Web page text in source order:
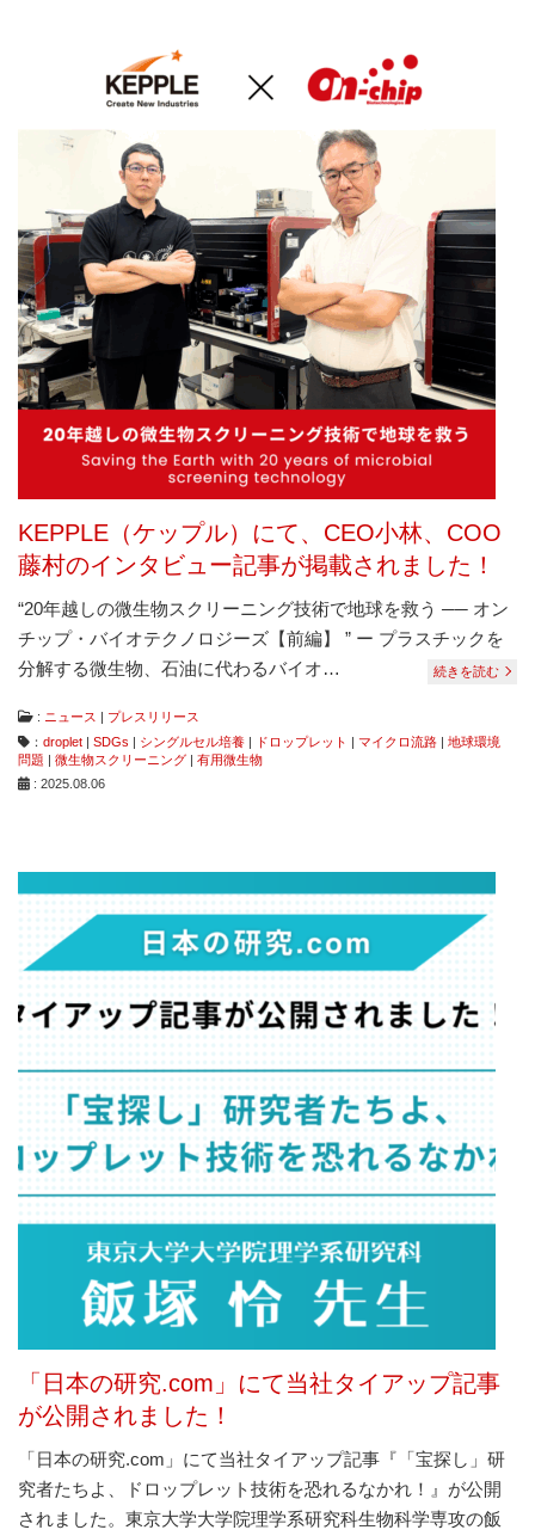
KEPPLE（ケップル）にて、CEO小林、COO
藤村のインタビュー記事が掲載されました！
“20年越しの微生物スクリーニング技術で地球を救う ── オン
チップ・バイオテクノロジーズ【前編】 ” ー プラスチックを
分解する微生物、石油に代わるバイオ…
続きを読む
: ニュース | プレスリリース
： droplet | SDGs | シングルセル培養 | ドロップレット | マイクロ流路 | 地球環境
問題 | 微生物スクリーニング | 有用微生物
: 2025.08.06
「日本の研究.com」にて当社タイアップ記事
が公開されました！
「日本の研究.com」にて当社タイアップ記事『「宝探し」研
究者たちよ、ドロップレット技術を恐れるなかれ！』が公開
されました。東京大学大学院理学系研究科生物科学専攻の飯